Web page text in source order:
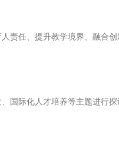
责任、提升教学境界、融合创
国际化人才培养等主题进行探